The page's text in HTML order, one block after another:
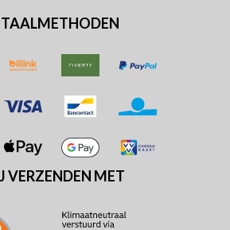
VERZENDEN MET